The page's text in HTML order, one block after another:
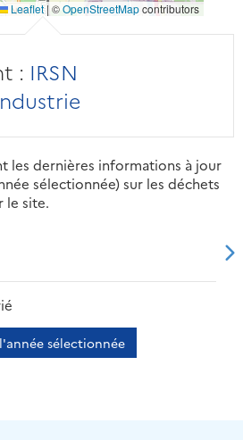
Leaflet | ©OpenStreetMapcontributors
: IRSN
les dernières informations à jour
sélectionnée) sur les déchets
le site.
sélectionnée